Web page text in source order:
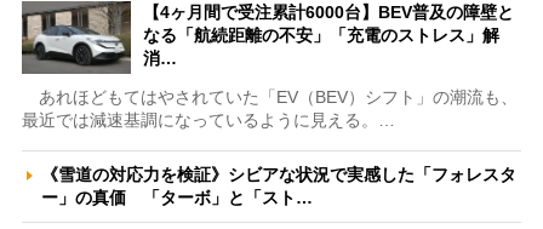
【4ヶ月間で受注累計6000台】BEV普及の障壁と
なる「航続距離の不安」「充電のストレス」解
消…
あれほどもてはやされていた「EV（BEV）シフト」の潮流も、
最近では減速基調になっているように見える。…
《雪道の対応力を検証》シビアな状況で実感した「フォレスタ
ー」の真価 「ターボ」と「スト…